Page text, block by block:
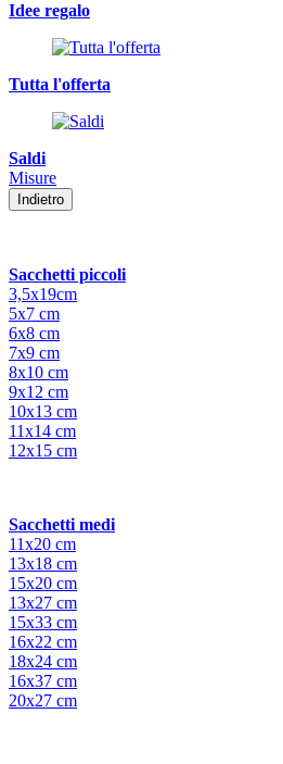
Idee regalo
Tutta l'offerta
Saldi
Misure
Indietro
Sacchetti piccoli
3,5x19cm
5x7 cm
6x8 cm
7x9 cm
8x10 cm
9x12 cm
10x13 cm
11x14 cm
12x15 cm
Sacchetti medi
11x20 cm
13x18 cm
15x20 cm
13x27 cm
15x33 cm
16x22 cm
18x24 cm
16x37 cm
20x27 cm